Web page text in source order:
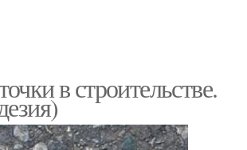
в строительстве.